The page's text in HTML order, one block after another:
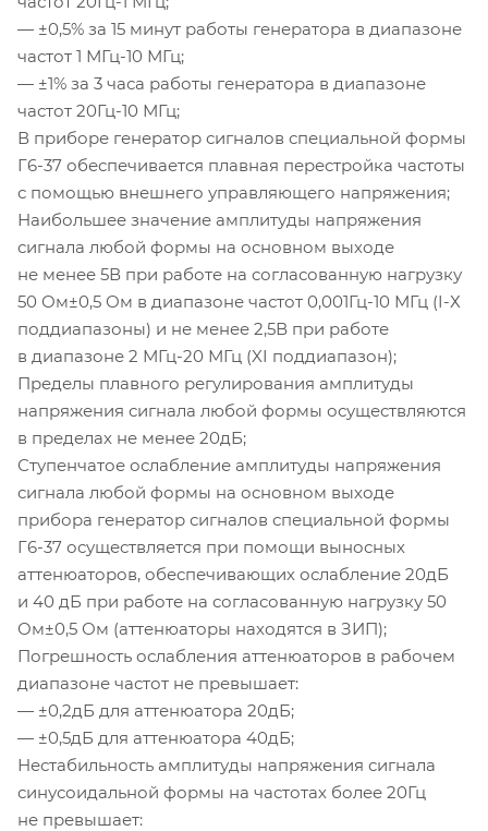
— ±0,5% за 15 минут работы генератора в диапазоне
частот 1 МГц-10 МГц;
— ±1% за 3 часа работы генератора в диапазоне
частот 20Гц-10 МГц;
В приборе генератор сигналов специальной формы
Г6-37 обеспечивается плавная перестройка частоты
с помощью внешнего управляющего напряжения;
Наибольшее значение амплитуды напряжения
сигнала любой формы на основном выходе
не менее 5В при работе на согласованную нагрузку
50 Ом±0,5 Ом в диапазоне частот 0,001Гц-10 МГц (I-Х
поддиапазоны) и не менее 2,5В при работе
в диапазоне 2 МГц-20 МГц (XI поддиапазон);
Пределы плавного регулирования амплитуды
напряжения сигнала любой формы осуществляются
в пределах не менее 20дБ;
Ступенчатое ослабление амплитуды напряжения
сигнала любой формы на основном выходе
прибора генератор сигналов специальной формы
Г6-37 осуществляется при помощи выносных
аттенюаторов, обеспечивающих ослабление 20дБ
и 40 дБ при работе на согласованную нагрузку 50
Ом±0,5 Ом (аттенюаторы находятся в ЗИП);
Погрешность ослабления аттенюаторов в рабочем
диапазоне частот не превышает:
— ±0,2дБ для аттенюатора 20дБ;
— ±0,5дБ для аттенюатора 40дБ;
Нестабильность амплитуды напряжения сигнала
синусоидальной формы на частотах более 20Гц
не превышает: